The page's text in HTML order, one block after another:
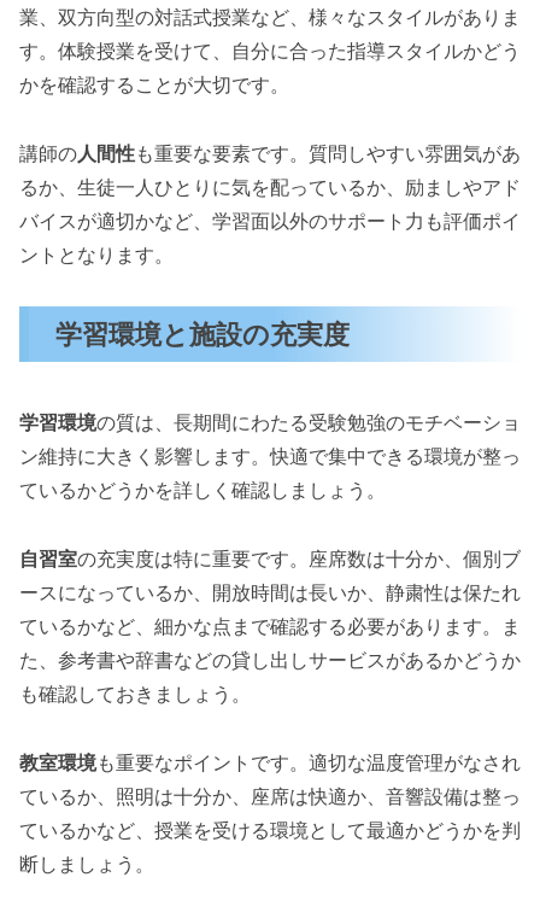
業、双方向型の対話式授業など、様々なスタイルがありま
す。体験授業を受けて、自分に合った指導スタイルかどう
かを確認することが大切です。
講師の人間性も重要な要素です。質問しやすい雰囲気があ
るか、生徒一人ひとりに気を配っているか、励ましやアド
バイスが適切かなど、学習面以外のサポート力も評価ポイ
ントとなります。
学習環境と施設の充実度
学習環境の質は、長期間にわたる受験勉強のモチベーショ
ン維持に大きく影響します。快適で集中できる環境が整っ
ているかどうかを詳しく確認しましょう。
自習室の充実度は特に重要です。座席数は十分か、個別ブ
ースになっているか、開放時間は長いか、静粛性は保たれ
ているかなど、細かな点まで確認する必要があります。ま
た、参考書や辞書などの貸し出しサービスがあるかどうか
も確認しておきましょう。
教室環境も重要なポイントです。適切な温度管理がなされ
ているか、照明は十分か、座席は快適か、音響設備は整っ
ているかなど、授業を受ける環境として最適かどうかを判
断しましょう。